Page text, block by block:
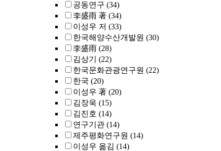
공동연구 (34)
李盛雨 著 (34)
이성우 저 (33)
한국해양수산개발원 (30)
李盛雨 (28)
김상기
(22)
한국문화관광연구원 (22)
한국 (20)
이성우 著 (20)
김장욱 (15)
김진호 (14)
연구기관 (14)
제주평화연구원 (14)
이성우 옮김 (14)